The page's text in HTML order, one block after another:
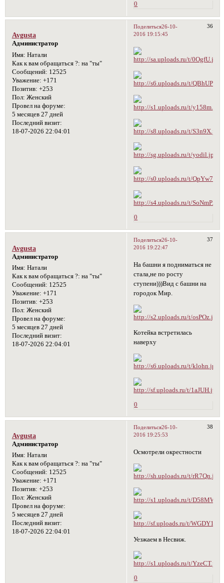
0
Поделиться 36
26-10-
2016 19:15:45
Avgusta
Администратор
Имя: Натали
Как к вам обращаться ?: на "ты"
Сообщений: 12525
Уважение: +171
Позитив: +253
Пол: Женский
Провел на форуме:
5 месяцев 27 дней
Последний визит:
18-07-2026 22:04:01
0
Поделиться 37
26-10-
2016 19:22:47
Avgusta
Администратор
Имя: Натали
Как к вам обращаться ?: на "ты"
Сообщений: 12525
Уважение: +171
Позитив: +253
Пол: Женский
Провел на форуме:
5 месяцев 27 дней
Последний визит:
18-07-2026 22:04:01
На башни я подниматься не
стала,не по росту
ступени)))Вид с башни на
городок Мир.
Котейка встретилась
наверху
0
Поделиться 38
26-10-
2016 19:25:53
Avgusta
Администратор
Имя: Натали
Как к вам обращаться ?: на "ты"
Сообщений: 12525
Уважение: +171
Позитив: +253
Пол: Женский
Провел на форуме:
5 месяцев 27 дней
Последний визит:
18-07-2026 22:04:01
Осмотрели окрестности
Уезжаем в Несвиж.
0